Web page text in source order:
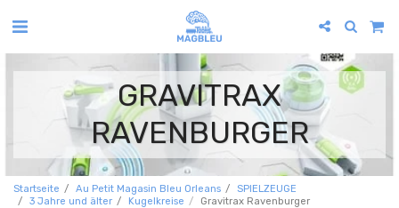
GRAVITRAX
RAVENBURGER
Startseite Au Petit Magasin Bleu Orleans
SPIELZEUGE
3 Jahre und älter
Kugelkreise Gravitrax Ravenburger